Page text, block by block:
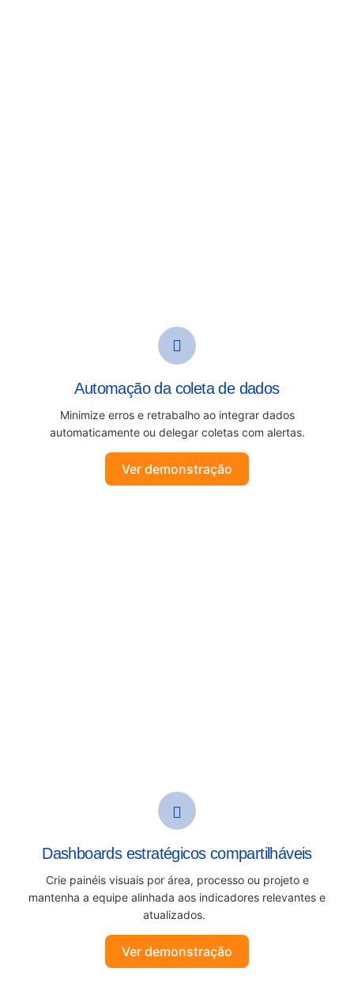
Automação da coleta de dados
Minimize erros e retrabalho ao integrar dados
automaticamente ou delegar coletas com alertas.
Ver demonstração
Dashboards estratégicos compartilháveis
Crie painéis visuais por área, processo ou projeto e
mantenha a equipe alinhada aos indicadores relevantes e
atualizados.
Ver demonstração